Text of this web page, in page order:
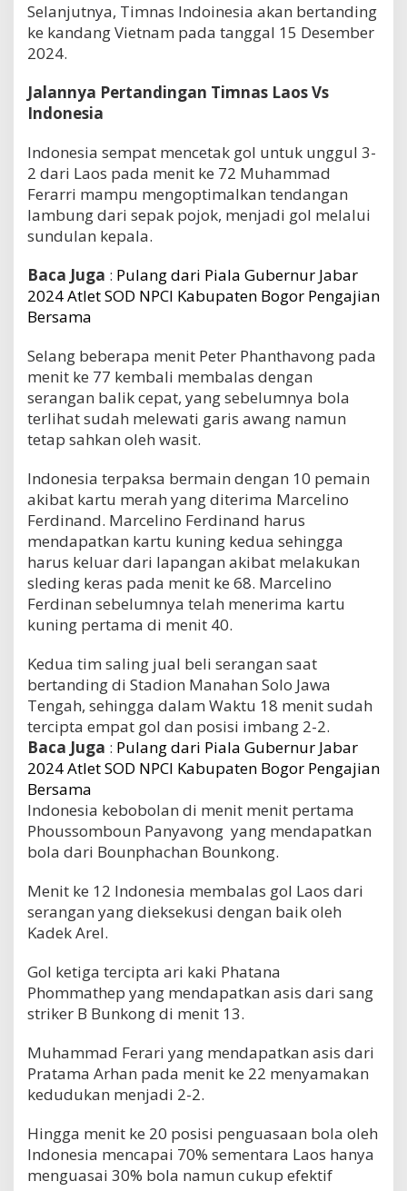
Selanjutnya, Timnas Indoinesia akan bertanding
ke kandang Vietnam pada tanggal 15 Desember
2024.
Jalannya Pertandingan Timnas Laos Vs
Indonesia
Indonesia sempat mencetak gol untuk unggul 3-
2 dari Laos pada menit ke 72 Muhammad
Ferarri mampu mengoptimalkan tendangan
lambung dari sepak pojok, menjadi gol melalui
sundulan kepala.
Baca Juga : Pulang dari Piala Gubernur Jabar
2024 Atlet SOD NPCI Kabupaten Bogor Pengajian
Bersama
Selang beberapa menit Peter Phanthavong pada
menit ke 77 kembali membalas dengan
serangan balik cepat, yang sebelumnya bola
terlihat sudah melewati garis awang namun
tetap sahkan oleh wasit.
Indonesia terpaksa bermain dengan 10 pemain
akibat kartu merah yang diterima Marcelino
Ferdinand. Marcelino Ferdinand harus
mendapatkan kartu kuning kedua sehingga
harus keluar dari lapangan akibat melakukan
sleding keras pada menit ke 68. Marcelino
Ferdinan sebelumnya telah menerima kartu
kuning pertama di menit 40.
Kedua tim saling jual beli serangan saat
bertanding di Stadion Manahan Solo Jawa
Tengah, sehingga dalam Waktu 18 menit sudah
tercipta empat gol dan posisi imbang 2-2.
Baca Juga : Pulang dari Piala Gubernur Jabar
2024 Atlet SOD NPCI Kabupaten Bogor Pengajian
Bersama
Indonesia kebobolan di menit menit pertama
Phoussomboun Panyavong yang mendapatkan
bola dari Bounphachan Bounkong.
Menit ke 12 Indonesia membalas gol Laos dari
serangan yang dieksekusi dengan baik oleh
Kadek Arel.
Gol ketiga tercipta ari kaki Phatana
Phommathep yang mendapatkan asis dari sang
striker B Bunkong di menit 13.
Muhammad Ferari yang mendapatkan asis dari
Pratama Arhan pada menit ke 22 menyamakan
kedudukan menjadi 2-2.
Hingga menit ke 20 posisi penguasaan bola oleh
Indonesia mencapai 70% sementara Laos hanya
menguasai 30% bola namun cukup efektif